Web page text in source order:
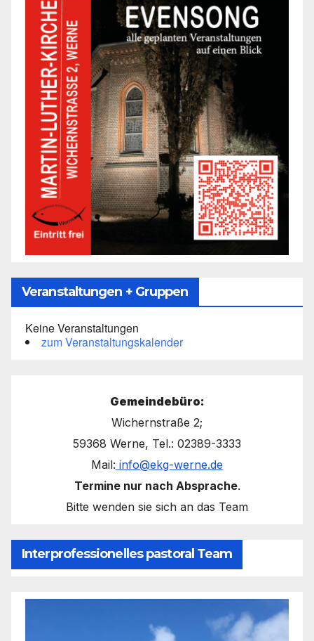
Veranstaltungen + Gruppen
Keine Veranstaltungen
zum Veranstaltungskalender
Gemeindebüro:
Wichernstraße 2;
59368 Werne, Tel.: 02389-3333
Mail: info@ekg-werne.de
Termine nur nach Absprache.
Bitte wenden sie sich an das Team
Interprofessionelles pastoral Team